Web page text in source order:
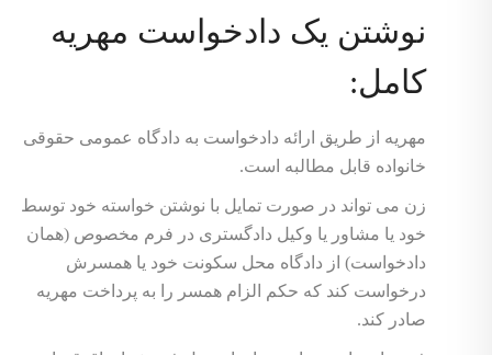
نوشتن یک دادخواست مهریه
کامل:
مهریه از طریق ارائه دادخواست به دادگاه عمومی حقوقی
خانواده قابل مطالبه است.
زن می تواند در صورت تمایل با نوشتن خواسته خود توسط
خود یا مشاور یا وکیل دادگستری در فرم مخصوص (همان
دادخواست) از دادگاه محل سکونت خود یا همسرش
درخواست کند که حکم الزام همسر را به پرداخت مهریه
صادر کند.